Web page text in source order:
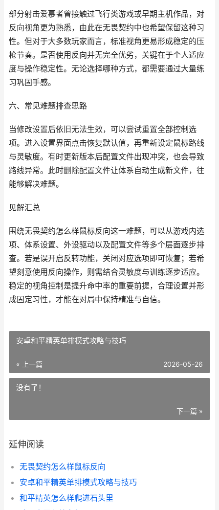
部分射击爱慕者曾接触过飞行类游戏或早期主机作品，对
反向视角更为熟悉，由此在无畏契约中也希望保留这种习
性。但对于大多数玩家而言，标准视角更易形成稳定的压
枪节奏。是否使用反向并无完全优劣，关键在于个人适应
度与操作稳定性。无论选择哪种方式，都需要通过大量练
习巩固手感。
六、常见难题排查思路
当修改设置后依旧无法生效，可以尝试重置全部控制选
项。进入设置界面点击恢复默认值，再重新设定鼠标路线
与灵敏度。有时更新版本后配置文件出现冲突，也会导致
路线异常。此时删除配置文件让体系自动生成新文件，往
能够解决难题。
见解汇总
围绕无畏契约怎么样鼠标反向这一难题，可以从游戏内选
项、体系设置、外设驱动以及配置文件等多个层面逐步排
查。若是误开启反转功能，关闭对应选项即可恢复；若希
望刻意使用反向操作，则需结合灵敏度与训练逐步适应。
稳定的视角控制是提升命中率的重要前提，合理设置并形
成固定习性，才能在对局中保持精准与自信。
安卓和平精英单排模式攻略与技巧
« 上一篇 2026-05-26
没有了！
下一篇 »
延伸阅读
无畏契约怎么样鼠标反向
安卓和平精英单排模式攻略与技巧
和平精英怎么样爬进石头里